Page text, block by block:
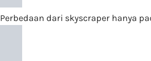
Perbedaan dari skyscraper hanya